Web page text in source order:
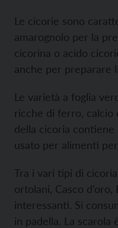
Le cicorie sono
amarognolo per la
cicorina o acido
anche per preparare
Le varietà a foglia
ricche di ferro, calcio
della cicoria
usato per alimenti
Tra i vari tipi di
ortolani, Casco
interessanti. Si
in padella. La scarola